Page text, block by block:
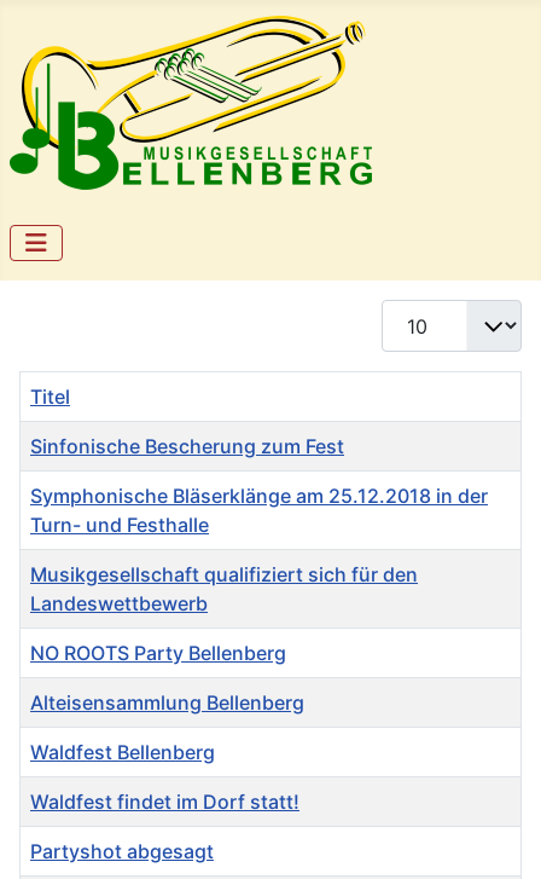
Anzeige #
Titel
Sinfonische Bescherung zum Fest
Symphonische Bläserklänge am 25.12.2018 in der
Turn- und Festhalle
Musikgesellschaft qualifiziert sich für den
Landeswettbewerb
NO ROOTS Party Bellenberg
Alteisensammlung Bellenberg
Waldfest Bellenberg
Waldfest findet im Dorf statt!
Partyshot abgesagt